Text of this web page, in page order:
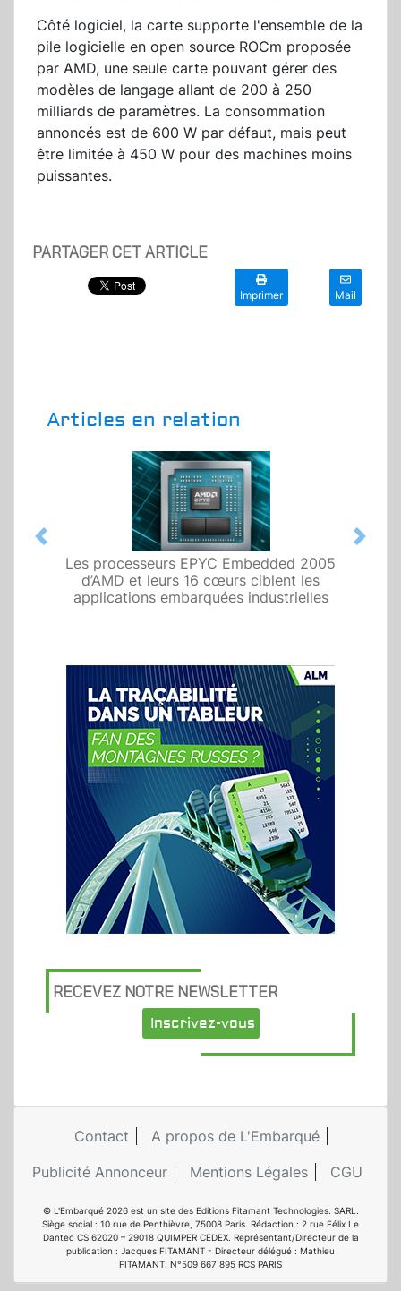
Côté logiciel, la carte supporte l'ensemble de la
pile logicielle en open source ROCm proposée
par AMD, une seule carte pouvant gérer des
modèles de langage allant de 200 à 250
milliards de paramètres. La consommation
annoncés est de 600 W par défaut, mais peut
être limitée à 450 W pour des machines moins
puissantes.
PARTAGER CET ARTICLE
Imprimer Mail
Articles en relation
Les processeurs EPYC Embedded 2005
d’AMD et leurs 16 cœurs ciblent les
applications embarquées industrielles
Previous Next
RECEVEZ NOTRE NEWSLETTER
Inscrivez-vous
Contact
A propos de L'Embarqué
Publicité Annonceur
Mentions Légales CGU
© L'Embarqué 2026 est un site des Editions Fitamant Technologies. SARL.
Siège social : 10 rue de Penthièvre, 75008 Paris. Rédaction : 2 rue Félix Le
Dantec CS 62020 – 29018 QUIMPER CEDEX. Représentant/Directeur de la
publication : Jacques FITAMANT - Directeur délégué : Mathieu
FITAMANT. N°509 667 895 RCS PARIS